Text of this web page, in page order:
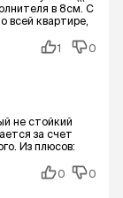
в 8см. С
всей квартире,
1 0
не стойкий
за счет
Из плюсов:
0
0